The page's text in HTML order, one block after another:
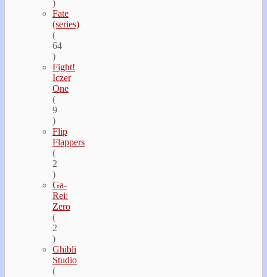
)
Fate
(series)
(
64
)
Fight!
Iczer
One
(
9
)
Flip
Flappers
(
2
)
Ga-
Rei:
Zero
(
2
)
Ghibli
Studio
(